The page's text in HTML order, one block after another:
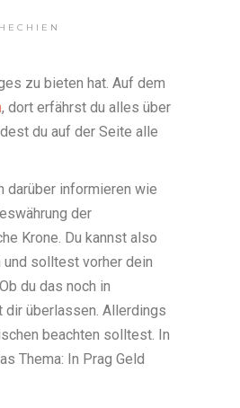
zu bieten hat. Auf dem
, dort erfährst du alles über
du auf der Seite alle
darüber informieren wie
der
Krone. Du kannst also
und solltest vorher dein
du das noch in
dir überlassen. Allerdings
beachten solltest. In
Thema: In Prag Geld